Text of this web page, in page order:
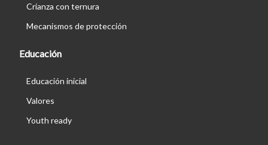
Crianza con ternura
Mecanismos de protección
Educación
Educación inicial
Valores
Youth ready